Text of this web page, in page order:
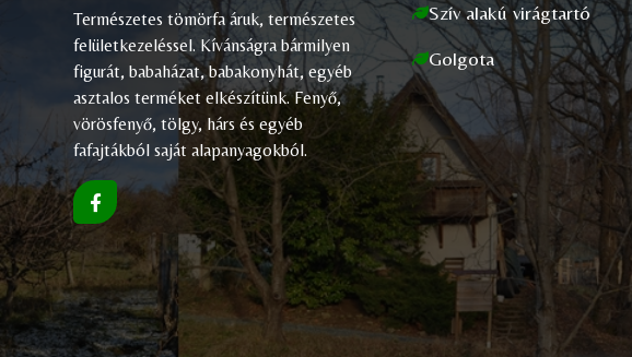
Természetes tömörfa áruk, természetes
felületkezeléssel. Kívánságra bármilyen
figurát, babaházat, babakonyhát, egyéb
asztalos terméket elkészítünk. Fenyő,
vörösfenyő, tölgy, hárs és egyéb
fafajtákból saját alapanyagokból.
Szív alakú virágtartó
Golgota